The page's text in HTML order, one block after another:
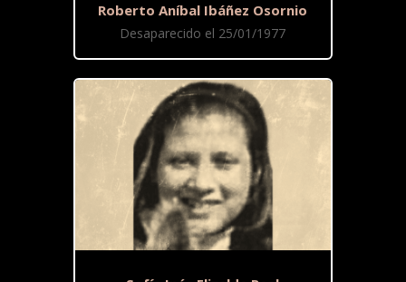
Roberto Aníbal Ibáñez Osornio
Desaparecido el 25/01/1977